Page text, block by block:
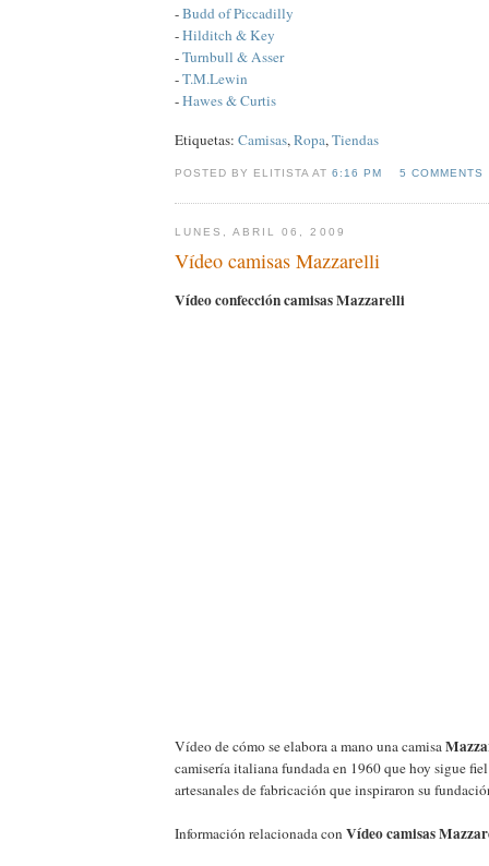
-Budd of Piccadilly
-Hilditch & Key
-Turnbull & Asser
-T.M.Lewin
-Hawes & Curtis
Etiquetas: Camisas,Ropa,Tiendas
POSTED BY ELITISTA AT6:16 PM 5 COMMENTS
LUNES, ABRIL 06, 2009
Vídeo camisas Mazzarelli
Vídeo confección camisas Mazzarelli
Vídeo de cómo se elabora a mano una camisa
camisería italiana fundada en 1960 que hoy sigue
artesanales de fabricación que inspiraron su
Información relacionada con Vídeo camisas